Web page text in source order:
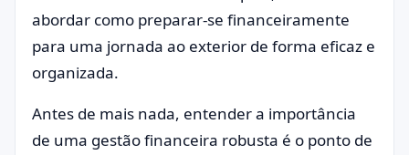
abordar como preparar-se financeiramente
para uma jornada ao exterior de forma eficaz e
organizada.
Antes de mais nada, entender a importância
de uma gestão financeira robusta é o ponto de